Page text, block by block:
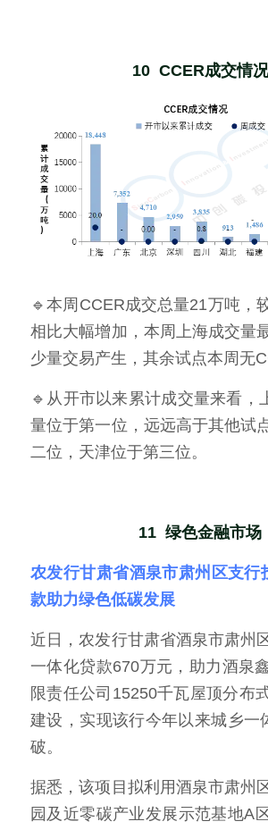
10  CCER成交情况
🔹本周CCER成交总量21万吨，
相比大幅增加，本周上海成交量
少量交易产生，其余试点本周无
🔹从开市以来累计成交量来看，
量位于第一位，远远高于其他试
二位，天津位于第三位。
11  绿色金融市场
农发行甘肃省酒泉市肃州区支行
款助力绿色低碳发展
近日，农发行甘肃省酒泉市肃州
一体化贷款670万元，助力酒泉
限责任公司15250千瓦屋顶分布
建设，实现该行今年以来城乡一
破。
据悉，该项目拟利用酒泉市肃州
园及近零碳产业发展示范基地A